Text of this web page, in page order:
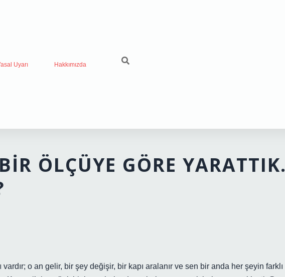
Uyarı Hakkımızda
ÖLÇÜYE GÖRE
o an gelir, bir şey değişir, bir kapı aralanır ve sen bir anda her şeyin farklı